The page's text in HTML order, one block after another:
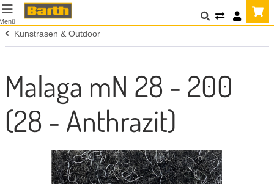
Kunstrasen & Outdoor
Malaga mN 28 - 200
(28 - Anthrazit)